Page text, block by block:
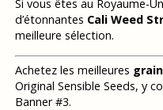
Si vous êtes au Royaume-
d’étonnantes Cali Weed
meilleure sélection.
Achetez les meilleures
Original Sensible Seeds, y
Banner #3.